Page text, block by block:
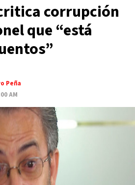
corrupción
que “está
Peña
AM